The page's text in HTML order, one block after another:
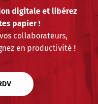
digitale et libérez
papier !
collaborateurs,
en productivité !